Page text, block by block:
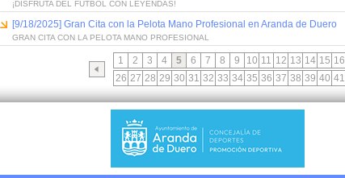
¡DISFRUTA DEL FÚTBOL CON LEYENDAS!
[9/18/2025] Gran Cita con la Pelota Mano Profesional en Aranda de Duero
GRAN CITA CON LA PELOTA MANO PROFESIONAL
1 2 3 4 5 6 7 8 9 10 11 12 13 14 15 16
26 27 28 29 30 31 32 33 34 35 36 37 38 39 40 41